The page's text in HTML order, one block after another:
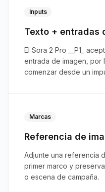
Inputs
Texto + entradas
El Sora 2 Pro __P1_
entrada de imagen,
comenzar desde un
Marcas
Referencia de
Adjunte una referencia
primer marco y
o escena de campaña.